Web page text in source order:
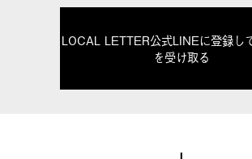
LOCAL LETTER公式LINEに登録し
を受け取る